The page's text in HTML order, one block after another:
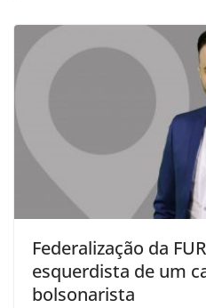
Federalização da
esquerdista de um
bolsonarista